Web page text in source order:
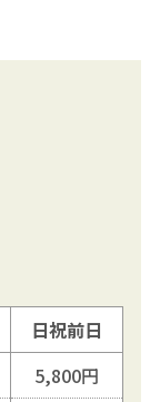
日祝前日
5,800円